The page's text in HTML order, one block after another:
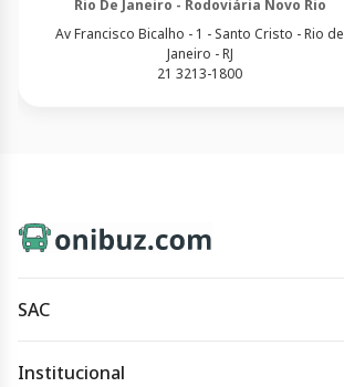
Rio De Janeiro - Rodoviária Novo Rio
Av Francisco Bicalho - 1 - Santo Cristo - Rio de
Janeiro - RJ
21 3213-1800
SAC
Horário de atendimento:
Institucional